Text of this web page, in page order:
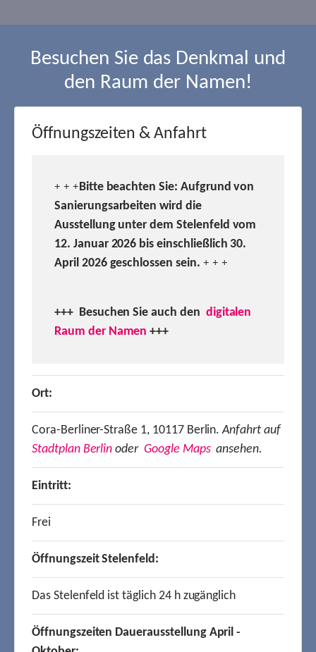
Besuchen Sie das Denkmal und
den Raum der Namen!
Öffnungszeiten & Anfahrt
+ + +Bitte beachten Sie: Aufgrund von
Sanierungsarbeiten wird die
Ausstellung unter dem Stelenfeld vom
12. Januar 2026 bis einschließlich 30.
April 2026 geschlossen sein. + + +
+++ Besuchen Sie auch den digitalen
Raum der Namen +++
Ort:
Cora-Berliner-Straße 1, 10117 Berlin.Anfahrt auf
Stadtplan Berlin oder Google Mapsansehen.
Eintritt:
Frei
Öffnungszeit Stelenfeld:
Das Stelenfeld ist täglich 24 h zugänglich
Öffnungszeiten Dauerausstellung April -